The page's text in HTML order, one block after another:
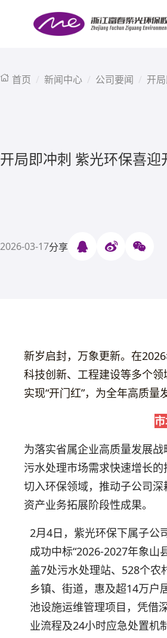
首页 新闻中心 公司要闻 开
开局即冲刺 紫光环保喜迎
2026-03-17
新岁启封，万象更新。在
科技创新、工程建设等多个
实现“开门红”，为全年高质量
为落实省属企业高质量发展
污水处理市场需求快速增长
切入环保领域，推动子公司
资产业务拓展阶段性成果。
2月4日，紫光环保下属子公
成功中标“2026-2027年象山
盖7处污水处理站、528个
乡镇、街道，惠及超14万户
池设施运维管理项目，凭借
业流程及24小时应急处置机